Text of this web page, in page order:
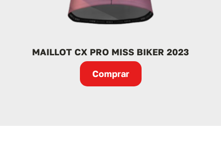
MAILLOT CX PRO MISS BIKER 2023
Comprar